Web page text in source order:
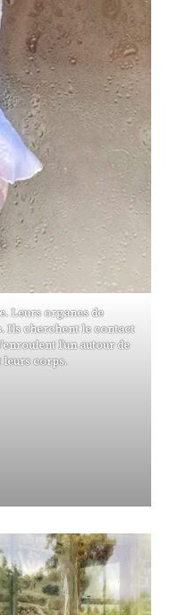
Leurs organes de
Ils cherchent le contact
l’un autour de
leurs corps.